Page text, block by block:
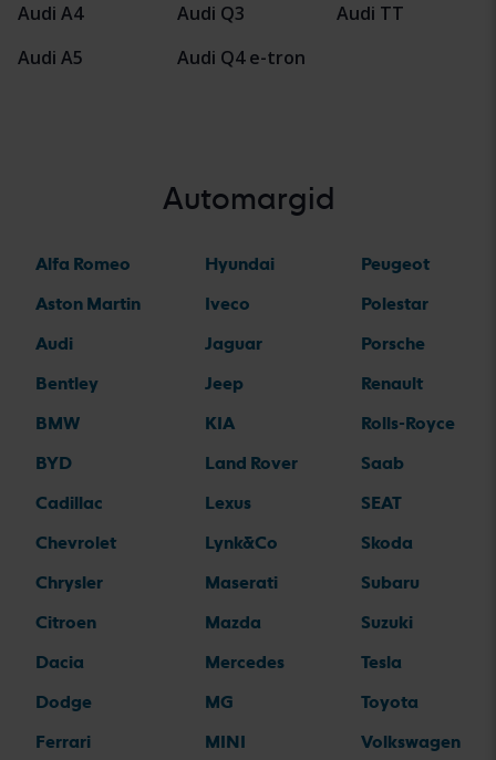
Audi A4
Audi A5
Audi Q3
Audi Q4 e-tron
Audi TT
Automargid
Alfa Romeo
Aston Martin
Audi
Bentley
BMW
BYD
Cadillac
Chevrolet
Chrysler
Citroen
Dacia
Dodge
Ferrari
Hyundai
Iveco
Jaguar
Jeep
KIA
Land Rover
Lexus
Lynk&Co
Maserati
Mazda
Mercedes
MG
MINI
Peugeot
Polestar
Porsche
Renault
Rolls-Royce
Saab
SEAT
Skoda
Subaru
Suzuki
Tesla
Toyota
Volkswagen